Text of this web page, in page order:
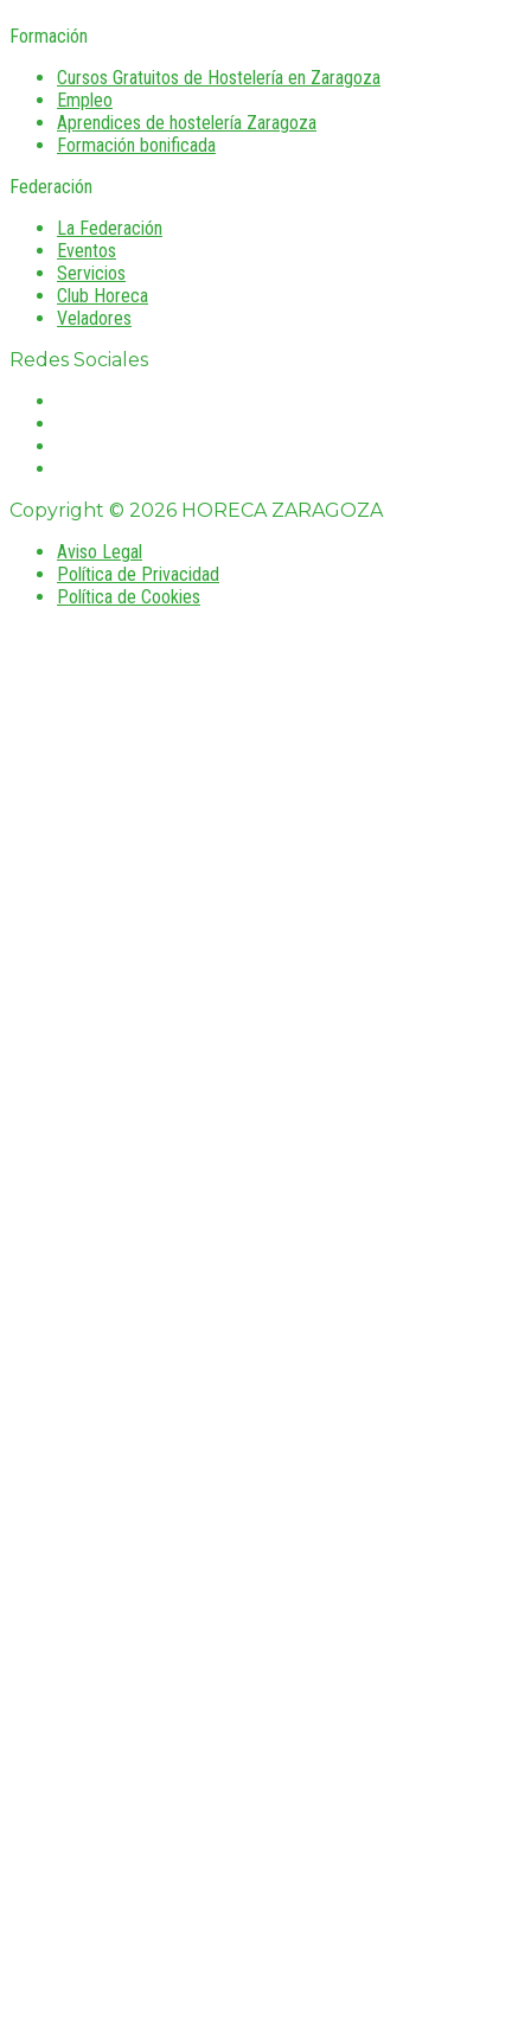
Formación
Cursos Gratuitos de Hostelería en Zaragoza
Empleo
Aprendices de hostelería Zaragoza
Formación bonificada
Federación
La Federación
Eventos
Servicios
Club Horeca
Veladores
Redes Sociales
Copyright © 2026 HORECA ZARAGOZA
Aviso Legal
Política de Privacidad
Política de Cookies